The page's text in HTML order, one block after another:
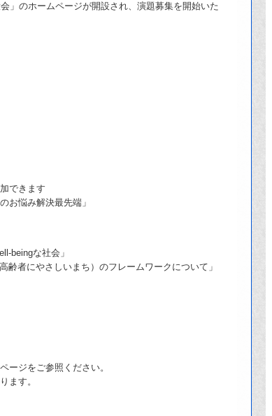
」のホームページが開設され、演題募集を開始いた
できます
お悩み解決最先端」
beingな社会」
齢者にやさしいまち）のフレームワークについて」
ージをご参照ください。
ます。